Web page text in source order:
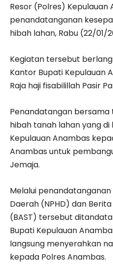
Resor (Polres)
penandatanganan
hibah lahan, Rabu (22/01/
Kegiatan tersebut
Kantor Bupati Kepulauan
Raja haji fisabilillah Pasir
Penandatangan
hibah tanah lahan yang
Kepulauan Anambas
Anambas untuk
Jemaja.
Melalui penandatanganan
Daerah (NPHD) dan
(BAST) tersebut
Bupati Kepulauan
langsung menyerahkan
kepada Polres Anambas.